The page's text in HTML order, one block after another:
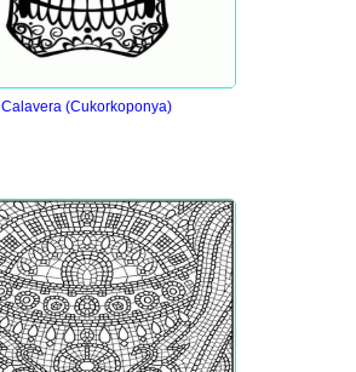
Calavera (Cukorkoponya)